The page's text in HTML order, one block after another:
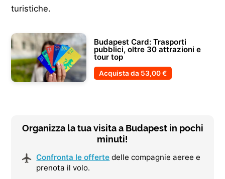
turistiche.
Budapest Card: Trasporti
pubblici, oltre 30 attrazioni e
tour top
Acquista da 53,00 €
Organizza la tua visita a Budapest in pochi
minuti!
Confronta le offerte delle compagnie aeree e
prenota il volo.